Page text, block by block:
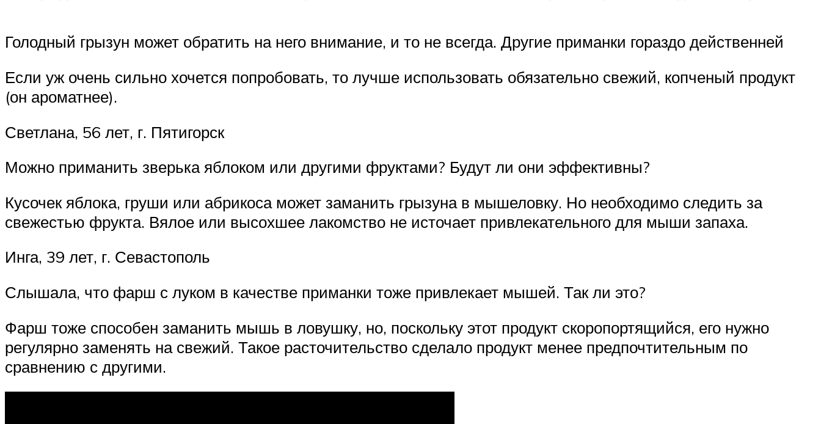
Голодный грызун может обратить на него внимание, и то не всегда. Другие приманки гораздо действенней
Если уж очень сильно хочется попробовать, то лучше использовать обязательно свежий, копченый продукт
(он ароматнее).
Светлана, 56 лет, г. Пятигорск
Можно приманить зверька яблоком или другими фруктами? Будут ли они эффективны?
Кусочек яблока, груши или абрикоса может заманить грызуна в мышеловку. Но необходимо следить за
свежестью фрукта. Вялое или высохшее лакомство не источает привлекательного для мыши запаха.
Инга, 39 лет, г. Севастополь
Слышала, что фарш с луком в качестве приманки тоже привлекает мышей. Так ли это?
Фарш тоже способен заманить мышь в ловушку, но, поскольку этот продукт скоропортящийся, его нужно
регулярно заменять на свежий. Такое расточительство сделало продукт менее предпочтительным по
сравнению с другими.